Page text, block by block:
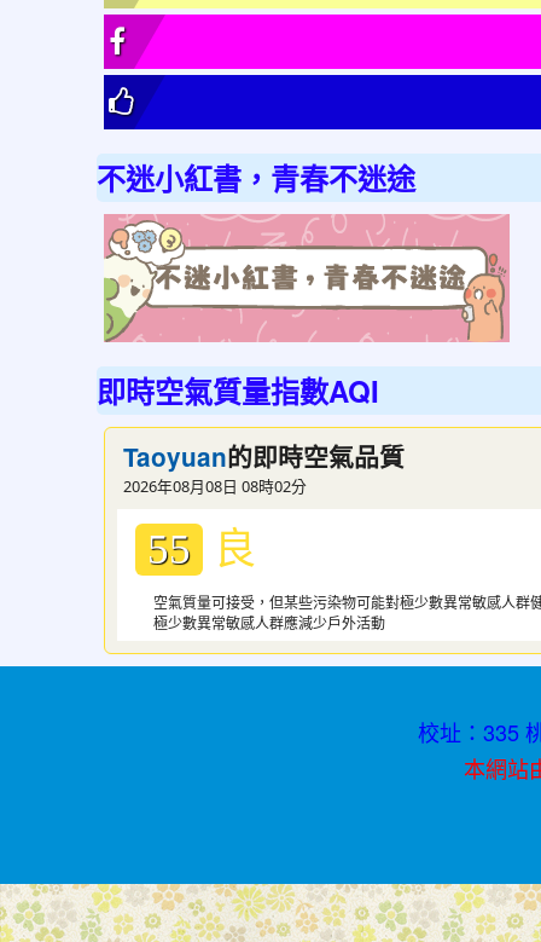
不迷小紅書，青春不迷途
紅
迷
即時空氣質量指數AQI
Taoyuan的即時空氣品質
2026年08月08日 08時02分
55 良
空氣質量可接受，但某些污染物可能對極少數異常敏感人群
極少數異常敏感人群應減少戶外活動
校址：335
本網站